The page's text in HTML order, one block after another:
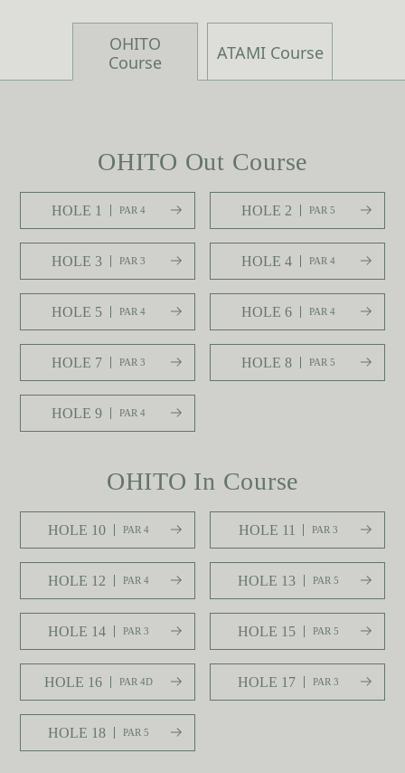
OHITO
Course
ATAMI Course
OHITO Out Course
HOLE 1 PAR 4 HOLE 2 PAR 5
HOLE 3 PAR 3 HOLE 4 PAR 4
HOLE 5 PAR 4 HOLE 6 PAR 4
HOLE 7 PAR 3 HOLE 8 PAR 5
HOLE 9 PAR 4
OHITO In Course
HOLE 10 PAR 4 HOLE 11 PAR 3
HOLE 12 PAR 4 HOLE 13 PAR 5
HOLE 14 PAR 3 HOLE 15 PAR 5
HOLE 16 PAR 4D HOLE 17 PAR 3
HOLE 18 PAR 5